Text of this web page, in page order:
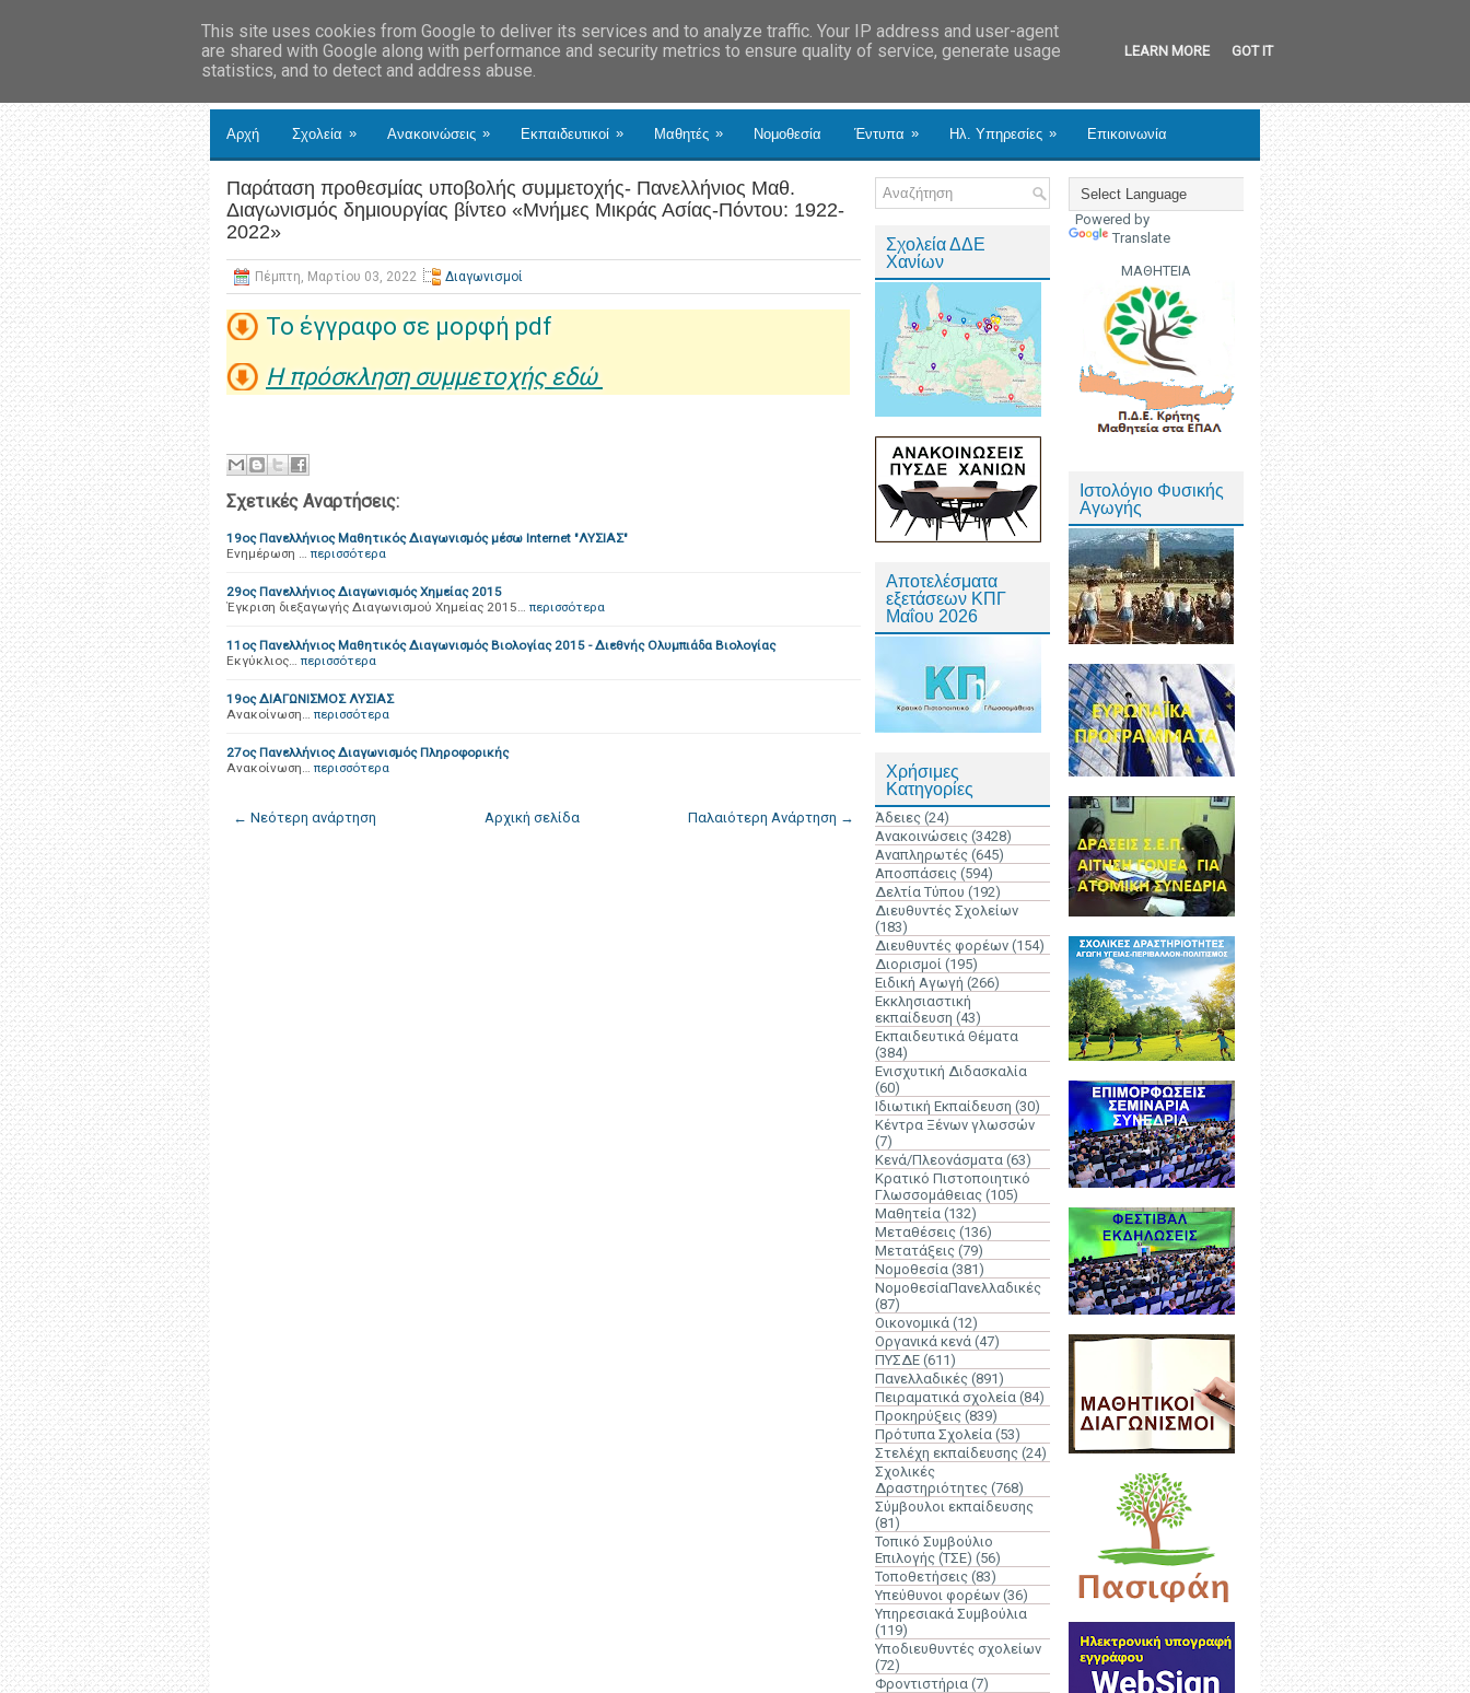
Αρχή Σχολεία » Ανακοινώσεις » Εκπαιδευτικοί » Μαθητές » Νομοθεσία Έντυπα » Ηλ. Υπηρεσίες » Επικοινωνία
Παράταση προθεσμίας υποβολής συμμετοχής- Πανελλήνιος Μαθ.
Διαγωνισμός δημιουργίας βίντεο «Μνήμες Μικράς Ασίας-Πόντου: 1922-
2022»
Πέμπτη, Μαρτίου 03, 2022 Διαγωνισμοί
Το έγγραφο σε μορφή pdf
Η πρόσκληση συμμετοχής εδώ
Σχετικές Αναρτήσεις:
19ος Πανελλήνιος Μαθητικός Διαγωνισμός μέσω Internet "ΛΥΣΙΑΣ"
Ενημέρωση … περισσότερα
29ος Πανελλήνιος Διαγωνισμός Χημείας 2015
Έγκριση διεξαγωγής Διαγωνισμoύ Χημείας 2015… περισσότερα
11ος Πανελλήνιος Μαθητικός Διαγωνισμός Βιολογίας 2015 - Διεθνής Ολυμπιάδα Βιολογίας
Εκγύκλιος… περισσότερα
19ος ΔΙΑΓΩΝΙΣΜΟΣ ΛΥΣΙΑΣ
Ανακοίνωση… περισσότερα
27oς Πανελλήνιος Διαγωνισμός Πληροφορικής
Ανακοίνωση… περισσότερα
← Νεότερη ανάρτηση Παλαιότερη Ανάρτηση →
Αρχική σελίδα
Σχολεία ΔΔΕ
Χανίων
Αποτελέσματα
εξετάσεων ΚΠΓ
Μαΐου 2026
Χρήσιμες
Κατηγορίες
Άδειες (24)
Ανακοινώσεις (3428)
Αναπληρωτές (645)
Αποσπάσεις (594)
Δελτία Τύπου (192)
Διευθυντές Σχολείων
(183)
Διευθυντές φορέων (154)
Διορισμοί (195)
Ειδική Αγωγή (266)
Εκκλησιαστική
εκπαίδευση (43)
Εκπαιδευτικά Θέματα
(384)
Ενισχυτική Διδασκαλία
(60)
Ιδιωτική Εκπαίδευση (30)
Κέντρα Ξένων γλωσσών
(7)
Κενά/Πλεονάσματα (63)
Κρατικό Πιστοποιητικό
Γλωσσομάθειας (105)
Μαθητεία (132)
Μεταθέσεις (136)
Μετατάξεις (79)
Νομοθεσία (381)
ΝομοθεσίαΠανελλαδικές
(87)
Οικονομικά (12)
Οργανικά κενά (47)
ΠΥΣΔΕ (611)
Πανελλαδικές (891)
Πειραματικά σχολεία (84)
Προκηρύξεις (839)
Πρότυπα Σχολεία (53)
Στελέχη εκπαίδευσης (24)
Σχολικές
Δραστηριότητες (768)
Σύμβουλοι εκπαίδευσης
(81)
Τοπικό Συμβούλιο
Επιλογής (ΤΣΕ) (56)
Τοποθετήσεις (83)
Υπεύθυνοι φορέων (36)
Υπηρεσιακά Συμβούλια
(119)
Υποδιευθυντές σχολείων
(72)
Φροντιστήρια (7)
Powered by
Translate
ΜΑΘΗΤΕΙΑ
Ιστολόγιο Φυσικής
Αγωγής
This site uses cookies from Google to deliver its services and to analyze traffic. Your IP address and user-agent
are shared with Google along with performance and security metrics to ensure quality of service, generate usage
statistics, and to detect and address abuse.
LEARN MORE GOT IT